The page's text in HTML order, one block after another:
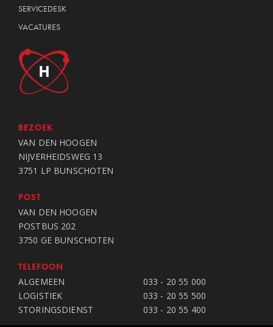
SERVICEDESK
VACATURES
BEZOEK
VAN DEN HOOGEN
NIJVERHEIDSWEG 13
3751 LP BUNSCHOTEN
POST
VAN DEN HOOGEN
POSTBUS 202
3750 GE BUNSCHOTEN
TELEFOON
ALGEMEEN
033 - 20 55 000
LOGISTIEK
033 - 20 55 500
STORINGSDIENST
033 - 20 55 400